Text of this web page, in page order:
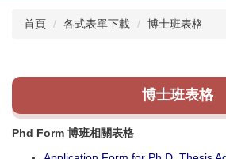
首頁 各式表單下載 博士班表格
博士班表格
Phd Form 博班相關表格